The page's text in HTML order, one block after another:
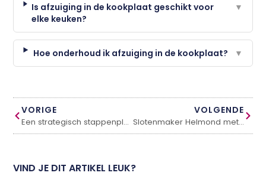
Is afzuiging in de kookplaat geschikt voor
elke keuken?
▼
Hoe onderhoud ik afzuiging in de kookplaat? ▼
VORIGE
Een strategisch stappenplan voor de zakelijke voorjaarsbeurt
VOLGENDE
Slotenmaker Helmond met 24/7 spoedservice
VIND JE DIT ARTIKEL LEUK?